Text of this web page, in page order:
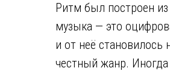
Ритм был построен
музыка — это
и от неё
честный жанр. Иногда